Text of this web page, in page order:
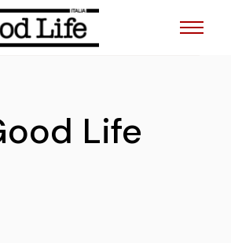
Life